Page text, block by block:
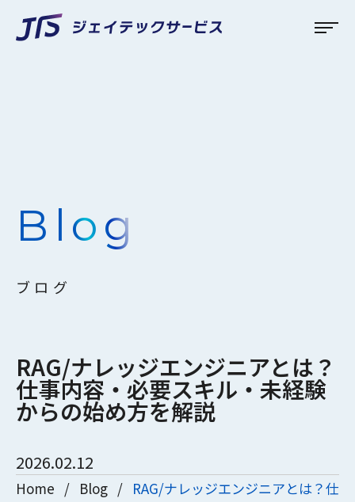
Blog
ブログ
RAG/ナレッジエンジニアとは？
仕事内容・必要スキル・未経験
からの始め方を解説
2026.02.12
Home / Blog / RAG/ナレッジエンジニアとは？仕